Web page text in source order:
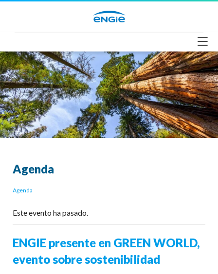
Agenda
Agenda
Este evento ha pasado.
ENGIE presente en GREEN WORLD,
evento sobre sostenibilidad